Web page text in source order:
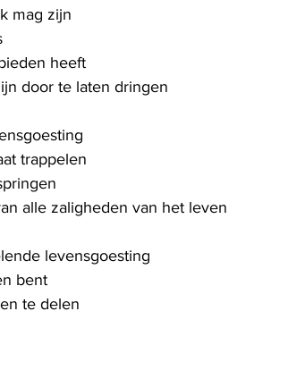
mag zijn
heeft
door te laten dringen
trappelen
alle zaligheden van het leven
levensgoesting
bent
te delen